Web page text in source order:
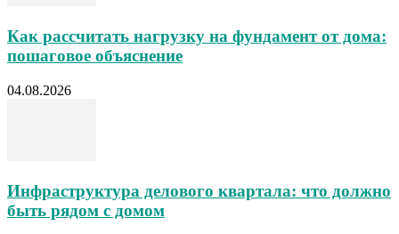
Как рассчитать нагрузку на фундамент от дома:
пошаговое объяснение
04.08.2026
Инфраструктура делового квартала: что должно
быть рядом с домом